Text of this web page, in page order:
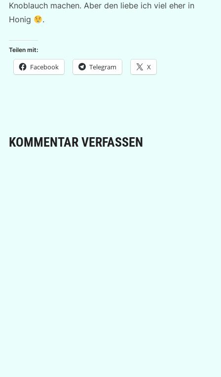
Knoblauch machen. Aber den liebe ich viel eher in
Honig
.
Teilen mit:
Facebook Telegram X
KOMMENTAR VERFASSEN